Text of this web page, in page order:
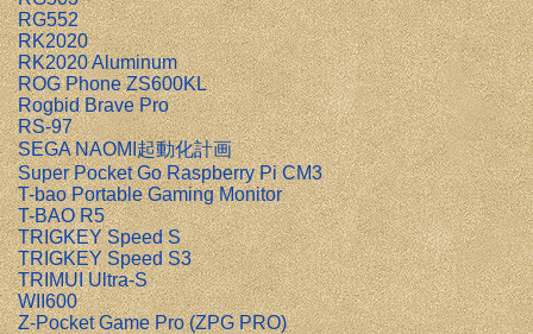
RG552
RK2020
RK2020 Aluminum
ROG Phone ZS600KL
Rogbid Brave Pro
RS-97
SEGA NAOMI起動化計画
Super Pocket Go Raspberry Pi CM3
T-bao Portable Gaming Monitor
T-BAO R5
TRIGKEY Speed S
TRIGKEY Speed S3
TRIMUI Ultra-S
WII600
Z-Pocket Game Pro (ZPG PRO)